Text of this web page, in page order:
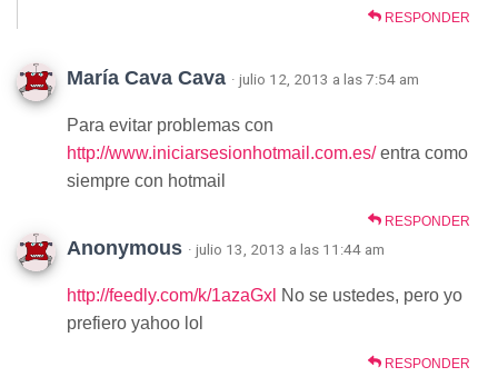
RESPONDER
María Cava Cava · julio 12, 2013 a las 7:54 am
Para evitar problemas con
http://www.iniciarsesionhotmail.com.es/entra como
siempre con hotmail
RESPONDER
Anonymous · julio 13, 2013 a las 11:44 am
http://feedly.com/k/1azaGxl No se ustedes, pero yo
prefiero yahoo lol
RESPONDER